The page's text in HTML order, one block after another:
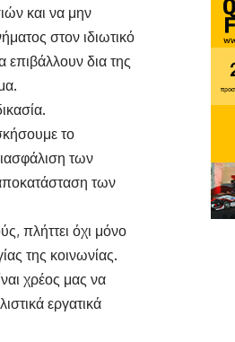
και να μην
στον ιδιωτικό
επιβάλλουν δια της
το
των
των
πλήττει όχι μόνο
της κοινωνίας.
χρέος μας να
εργατικά